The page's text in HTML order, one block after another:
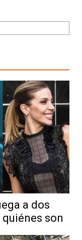
7 de
de 14
tras un
a dos
son